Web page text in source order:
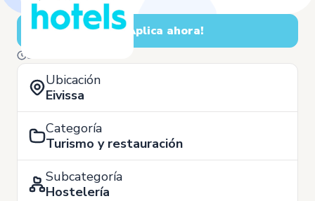
¡Aplica ahora!
3 de Junio
Ubicación
Eivissa
Categoría
Turismo y restauración
Subcategoría
Hostelería